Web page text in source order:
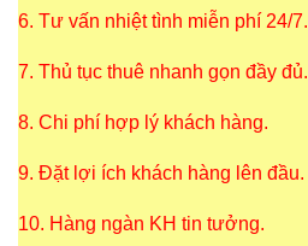
6. Tư vấn nhiệt tình miễn phí 24/7.
7. Thủ tục thuê nhanh gọn đầy đủ.
8. Chi phí hợp lý khách hàng.
9. Đặt lợi ích khách hàng lên đầu.
10. Hàng ngàn KH tin tưởng.